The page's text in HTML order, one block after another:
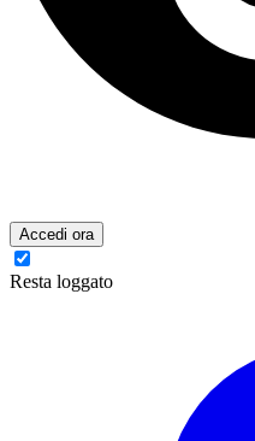
Accedi ora
Resta loggato